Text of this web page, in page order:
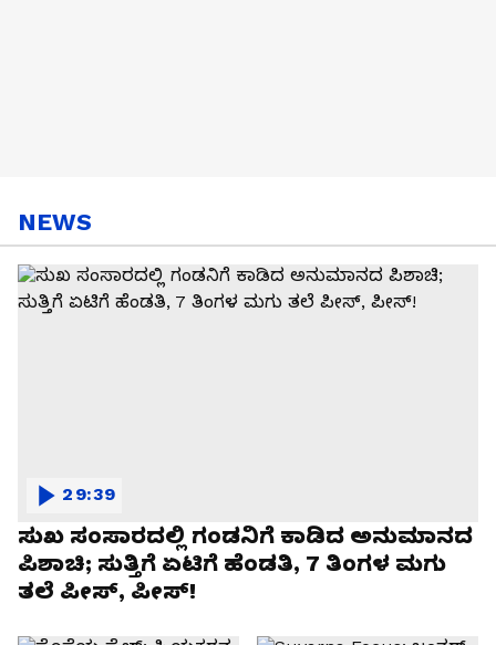
NEWS
ಸುಖ ಸಂಸಾರದಲ್ಲಿ ಗಂಡನಿಗೆ ಕಾಡಿದ ಅನುಮಾನದ
ಪಿಶಾಚಿ; ಸುತ್ತಿಗೆ ಏಟಿಗೆ ಹೆಂಡತಿ, 7 ತಿಂಗಳ ಮಗು
ತಲೆ ಪೀಸ್, ಪೀಸ್!
29:39